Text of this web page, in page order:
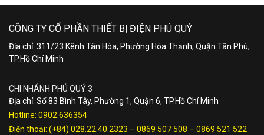
CÔNG TY CỔ PHẦN THIẾT BỊ ĐIỆN PHÚ QUÝ
Địa chỉ: 311/23 Kênh Tân Hóa, Phường Hòa Thạnh, Quận Tân Phú,
TP.Hồ Chí Minh
CHI NHÁNH PHÚ QUÝ 3
Địa chỉ: Số 83 Bình Tây, Phường 1, Quận 6, TP.Hồ Chí Minh
Hotline: 0902.636354
Điện thoại: (+84) 028.22.40.2323 – 0869 507 508 – 0869 521 522